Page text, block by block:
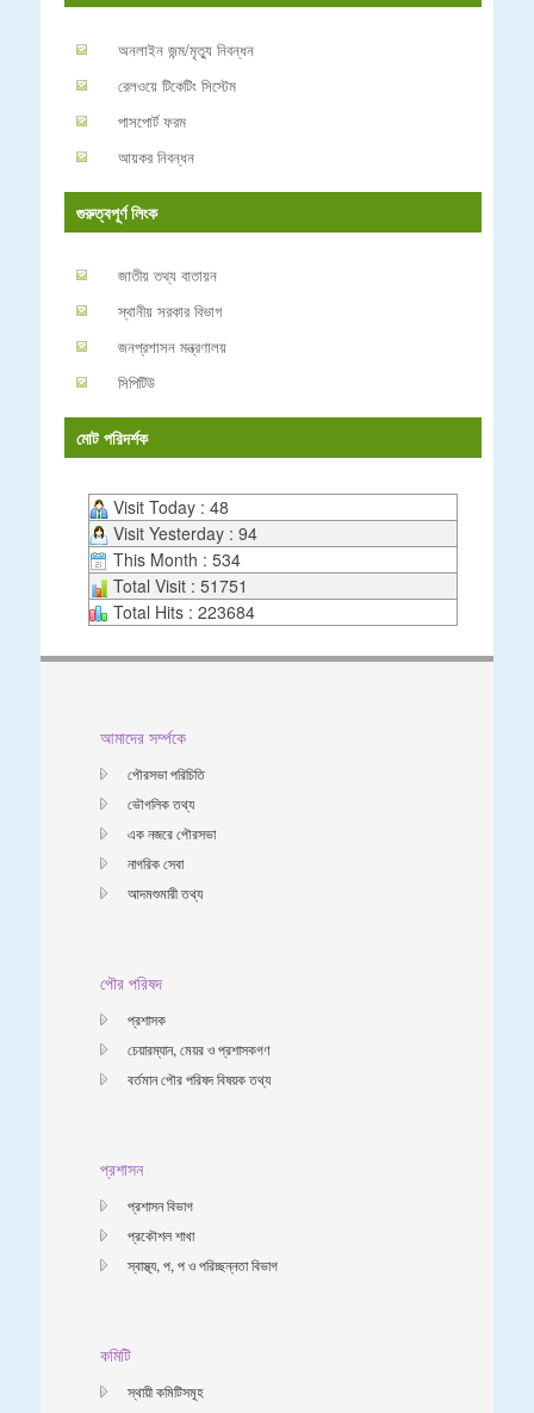
অনলাইন জন্ম/মৃত্যু নিবন্ধন
রেলওয়ে টিকেটিং সিস্টেম
পাসপোর্ট ফরম
আয়কর নিবন্ধন
গুরুত্বপূর্ণ লিংক
জাতীয় তথ্য বাতায়ন
স্থানীয় সরকার বিভাগ
জনপ্রশাসন মন্ত্রণালয়
সিপিটিউ
মোট পরিদর্শক
Visit Today : 48
Visit Yesterday : 94
This Month : 534
Total Visit : 51751
Total Hits : 223684
আমাদের সর্ম্পকে
পৌরসভা পরিচিতি
ভৌগলিক তথ্য
এক নজরে পৌরসভা
নাগরিক সেবা
আদমশুমারী তথ্য
পৌর পরিষদ
প্রশাসক
চেয়ারম্যান, মেয়র ও প্রশাসকগণ
বর্তমান পৌর পরিষদ বিষয়ক তথ্য
প্রশাসন
প্রশাসন বিভাগ
প্রকৌশল শাখা
স্বাস্থ্য, প, প ও পরিচ্ছন্নতা ‍বিভাগ
কমিটি
স্থায়ী কমিটিসমূহ